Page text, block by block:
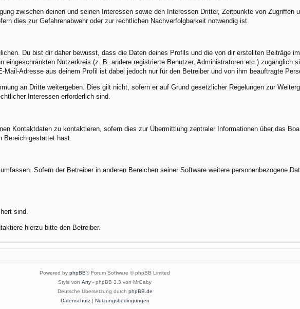
zwischen deinen und seinen Interessen sowie den Interessen Dritter, Zeitpunkte von Zugriffen
dies zur Gefahrenabwehr oder zur rechtlichen Nachverfolgbarkeit notwendig ist.
Du bist dir daher bewusst, dass die Daten deines Profils und die von dir erstellten Beiträge
eingeschränkten Nutzerkreis (z. B. andere registrierte Benutzer, Administratoren etc.) zugänglich
Adresse aus deinem Profil ist dabei jedoch nur für den Betreiber und von ihm beauftragte
an Dritte weitergeben. Dies gilt nicht, sofern er auf Grund gesetzlicher Regelungen zur
Interessen erforderlich sind.
Kontaktdaten zu kontaktieren, sofern dies zur Übermittlung zentraler Informationen über das
Bereich gestattet hast.
Sofern der Betreiber in anderen Bereichen seiner Software weitere personenbezogene
sind.
hierzu bitte den Betreiber.
Powered by phpBB® Forum Software © phpBB Limited
Style von Arty - phpBB 3.3 von MrGaby
Deutsche Übersetzung durch phpBB.de
Datenschutz| Nutzungsbedingungen